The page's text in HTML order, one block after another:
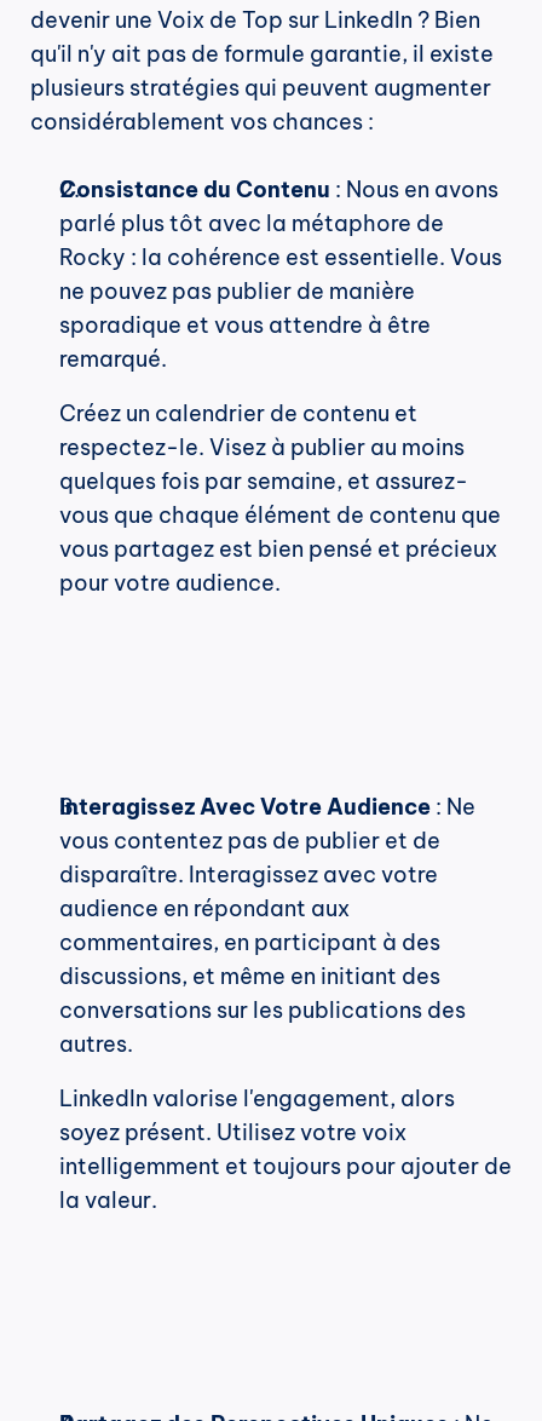
devenir une Voix de Top sur LinkedIn ? Bien
qu'il n'y ait pas de formule garantie, il existe
plusieurs stratégies qui peuvent augmenter
considérablement vos chances :
Consistance du Contenu : Nous en avons
parlé plus tôt avec la métaphore de
Rocky : la cohérence est essentielle. Vous
ne pouvez pas publier de manière
sporadique et vous attendre à être
remarqué.
Créez un calendrier de contenu et
respectez-le. Visez à publier au moins
quelques fois par semaine, et assurez-
vous que chaque élément de contenu que
vous partagez est bien pensé et précieux
pour votre audience.
Interagissez Avec Votre Audience : Ne
vous contentez pas de publier et de
disparaître. Interagissez avec votre
audience en répondant aux
commentaires, en participant à des
discussions, et même en initiant des
conversations sur les publications des
autres.
LinkedIn valorise l'engagement, alors
soyez présent. Utilisez votre voix
intelligemment et toujours pour ajouter de
la valeur.